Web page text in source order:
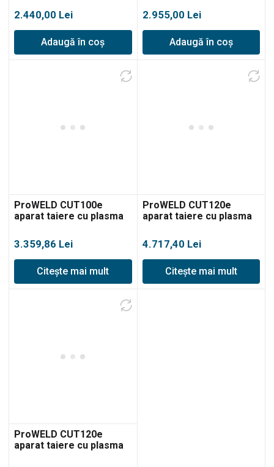
2.440,00 Lei
Adaugă în coș
2.955,00 Lei
Adaugă în coș
ProWELD CUT100e
aparat taiere cu plasma
3.359,86 Lei
Citește mai mult
ProWELD CUT120e
aparat taiere cu plasma
4.717,40 Lei
Citește mai mult
ProWELD CUT120e
aparat taiere cu plasma